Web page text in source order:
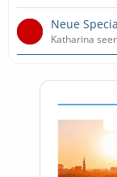
Neue
Katharina